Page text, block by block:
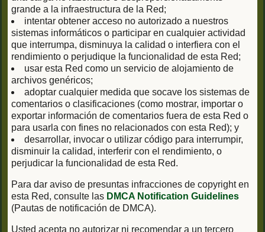
grande a la infraestructura de la Red;
intentar obtener acceso no autorizado a nuestros
sistemas informáticos o participar en cualquier actividad
que interrumpa, disminuya la calidad o interfiera con el
rendimiento o perjudique la funcionalidad de esta Red;
usar esta Red como un servicio de alojamiento de
archivos genéricos;
adoptar cualquier medida que socave los sistemas de
comentarios o clasificaciones (como mostrar, importar o
exportar información de comentarios fuera de esta Red o
para usarla con fines no relacionados con esta Red); y
desarrollar, invocar o utilizar código para interrumpir,
disminuir la calidad, interferir con el rendimiento, o
perjudicar la funcionalidad de esta Red.
Para dar aviso de presuntas infracciones de copyright en
esta Red, consulte las DMCA Notification Guidelines
(Pautas de notificación de DMCA).
Usted acepta no autorizar ni recomendar a un tercero